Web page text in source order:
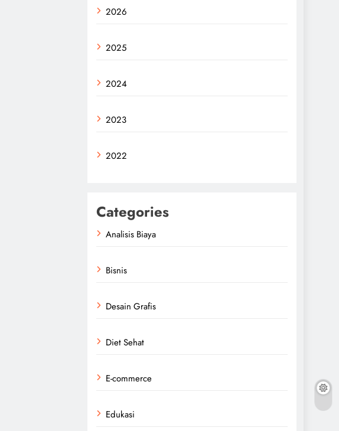
2026
2025
2024
2023
2022
Categories
Analisis Biaya
Bisnis
Desain Grafis
Diet Sehat
E-commerce
Edukasi